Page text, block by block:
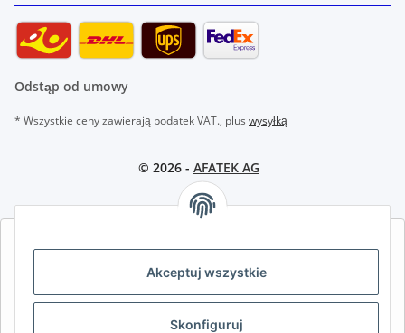
Akceptuj wszystkie
Skonfiguruj
Odstąp od umowy
* Wszystkie ceny zawierają podatek VAT., plus wysyłką
© 2026 - AFATEK AG
AFATEK INTERNATIONAL – WYBIERZ REGION I JĘZYK | SELECT
DE AT CH (DE) CH (FR)
BE (NL) BE (FR)